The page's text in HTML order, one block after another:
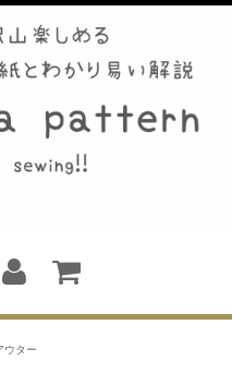
ウター